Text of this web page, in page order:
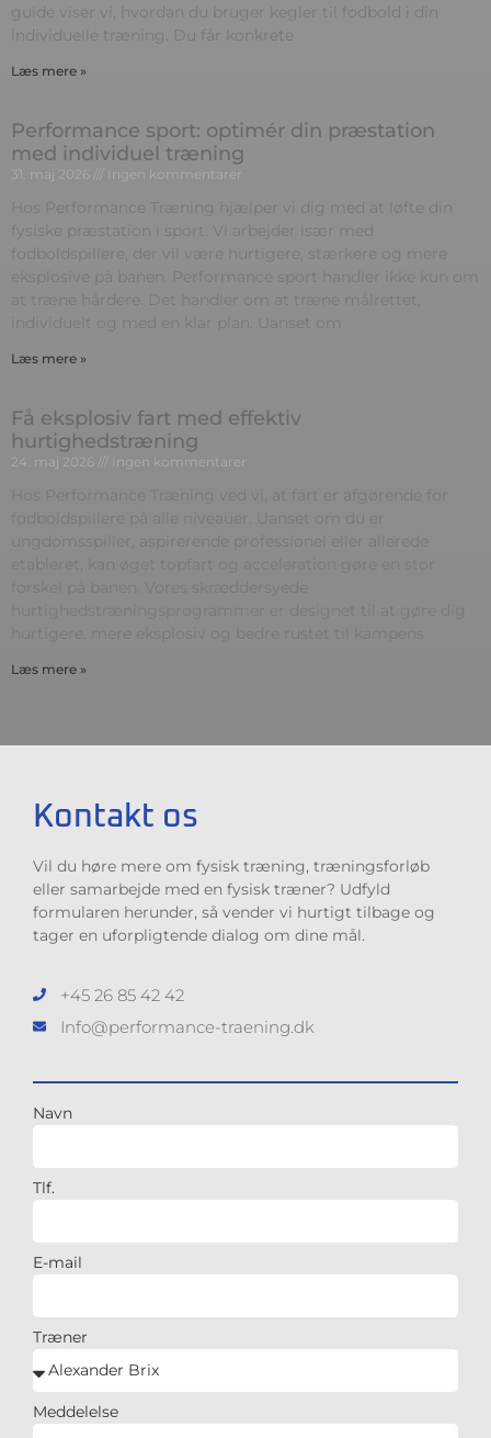
guide viser vi, hvordan du bruger kegler til fodbold i din
individuelle træning. Du får konkrete
Læs mere »
Performance sport: optimér din præstation
med individuel træning
31. maj 2026 Ingen kommentarer
Hos Performance Træning hjælper vi dig med at løfte din
fysiske præstation i sport. Vi arbejder især med
fodboldspillere, der vil være hurtigere, stærkere og mere
Læs mere »
Få eksplosiv fart med effektiv
hurtighedstræning
24. maj 2026 Ingen kommentarer
Læs mere »
Kontakt os
Vil du høre mere om fysisk træning, træningsforløb
eller samarbejde med en fysisk træner? Udfyld
formularen herunder, så vender vi hurtigt tilbage og
tager en uforpligtende dialog om dine mål.
+45 26 85 42 42
Info@performance-traening.dk
Navn
Tlf.
E-mail
Træner
Meddelelse